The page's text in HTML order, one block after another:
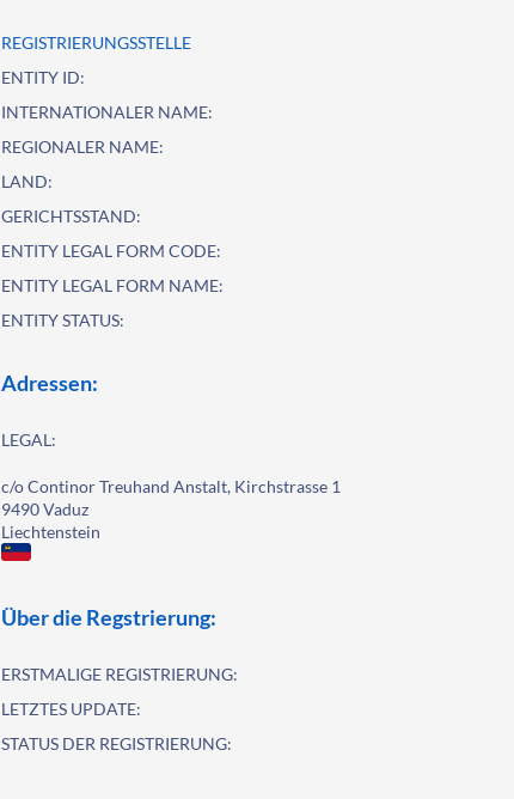
REGISTRIERUNGSSTELLE
ENTITY ID:
INTERNATIONALER NAME:
REGIONALER NAME:
LAND:
GERICHTSSTAND:
ENTITY LEGAL FORM CODE:
ENTITY LEGAL FORM NAME:
ENTITY STATUS:
Adressen:
LEGAL:
c/o Continor Treuhand Anstalt, Kirchstrasse 1
9490 Vaduz
Liechtenstein
Über die Regstrierung:
ERSTMALIGE REGISTRIERUNG:
LETZTES UPDATE:
STATUS DER REGISTRIERUNG: